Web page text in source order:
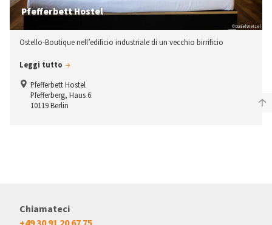
© Daniel Wetzel
Pfefferbett Hostel
Ostello-Boutique nell’edificio industriale di un vecchio birrificio
Leggi tutto
Pfefferbett Hostel
Pfefferberg, Haus 6
10119 Berlin
Chiamateci
+49 30 91 20 67 75